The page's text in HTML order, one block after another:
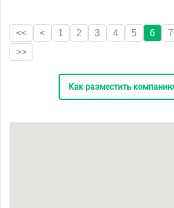
<< < 1 2 3 4 5 6 7
>>
Как разместить